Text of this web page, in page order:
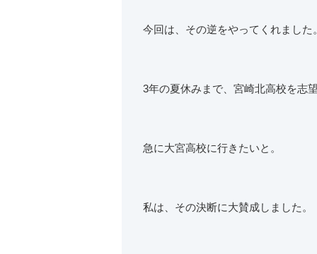
今回は、その逆をやってくれました。
3年の夏休みまで、宮崎北高校を志
急に大宮高校に行きたいと。
私は、その決断に大賛成しました。